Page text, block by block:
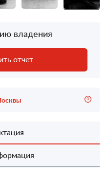
владения
отчет